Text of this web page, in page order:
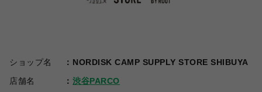
ショップ名
NORDISK CAMP SUPPLY STORE SHIBUYA
店舗名
渋谷PARCO